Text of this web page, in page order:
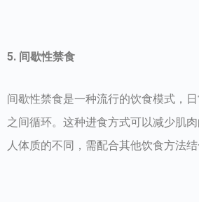
5. 间歇性禁食
间歇性禁食是一种流行的饮食模式，
之间循环。这种进食方式可以减少肌
人体质的不同，需配合其他饮食方法结